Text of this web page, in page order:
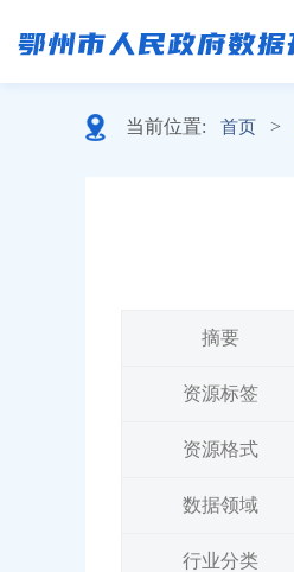
当前位置: 首页 >
摘要
资源标签
资源格式
数据领域
行业分类